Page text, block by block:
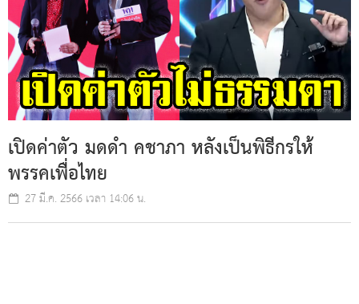
เปิดค่าตัว มดดำ คชาภา หลังเป็นพิธีกรให้
พรรคเพื่อไทย
27 มี.ค. 2566 เวลา 14:06 น.